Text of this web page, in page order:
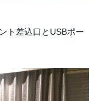
ト差込口とUSBポー